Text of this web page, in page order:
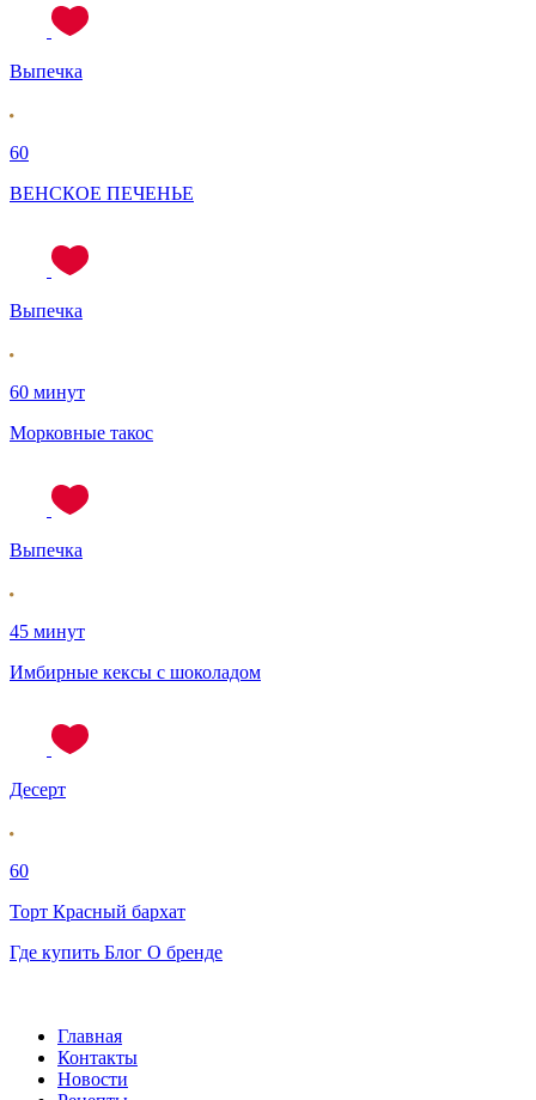
Выпечка
60
ВЕНСКОЕ ПЕЧЕНЬЕ
Выпечка
60 минут
Морковные такос
Выпечка
45 минут
Имбирные кексы с шоколадом
Десерт
60
Торт Красный бархат
Где купить Блог О бренде
Главная
Контакты
Новости